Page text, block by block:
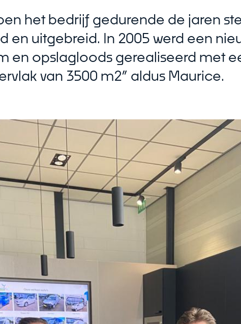
het bedrijf gedurende de jaren
en uitgebreid. In 2005 werd een
en opslagloods gerealiseerd met
van 3500 m2” aldus Maurice.